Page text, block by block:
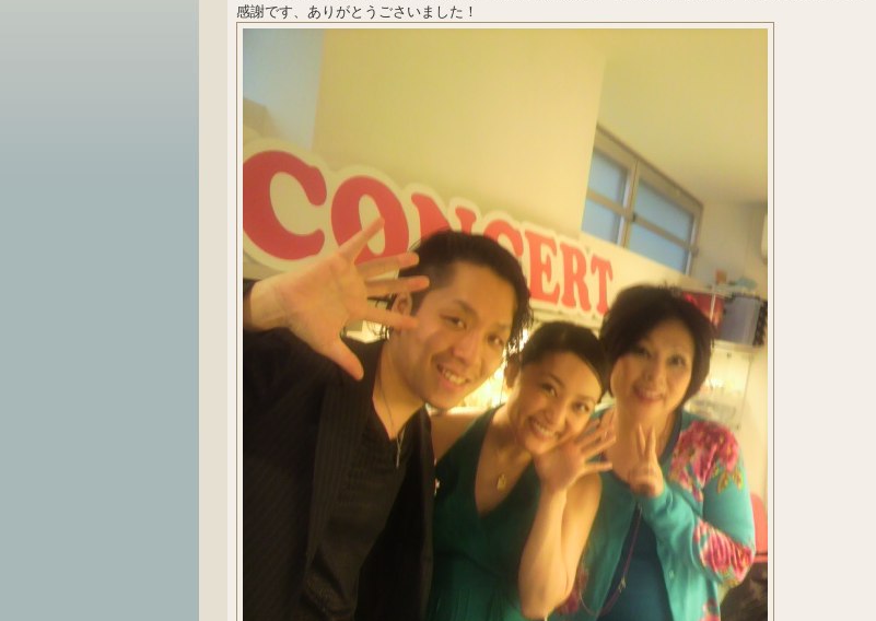
感謝です、ありがとうごさいました！